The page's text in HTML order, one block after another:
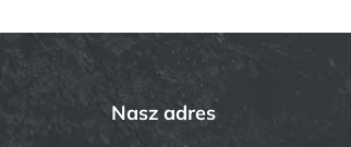
Nasz adres